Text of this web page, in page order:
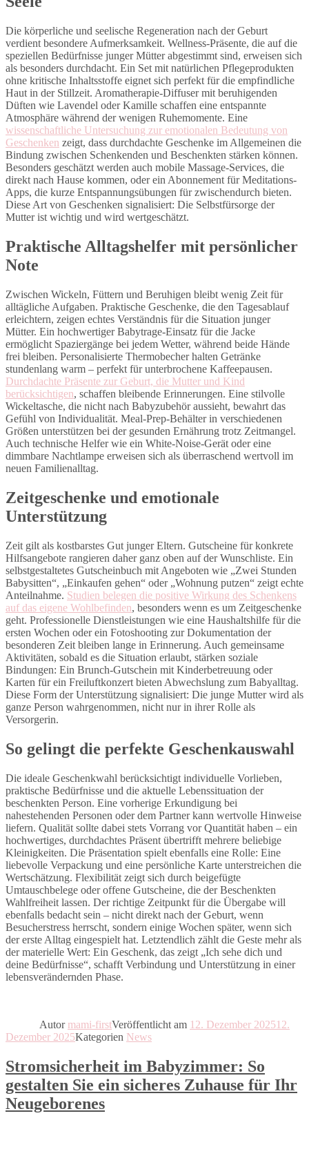
Die körperliche und seelische Regeneration nach der Geburt
verdient besondere Aufmerksamkeit. Wellness-Präsente, die auf die
speziellen Bedürfnisse junger Mütter abgestimmt sind, erweisen sich
als besonders durchdacht. Ein Set mit natürlichen Pflegeprodukten
ohne kritische Inhaltsstoffe eignet sich perfekt für die empfindliche
Haut in der Stillzeit. Aromatherapie-Diffuser mit beruhigenden
Düften wie Lavendel oder Kamille schaffen eine entspannte
Atmosphäre während der wenigen Ruhemomente. Eine
wissenschaftliche Untersuchung zur emotionalen Bedeutung von
Geschenken zeigt, dass durchdachte Geschenke im Allgemeinen die
Bindung zwischen Schenkenden und Beschenkten stärken können.
Besonders geschätzt werden auch mobile Massage-Services, die
direkt nach Hause kommen, oder ein Abonnement für Meditations-
Apps, die kurze Entspannungsübungen für zwischendurch bieten.
Diese Art von Geschenken signalisiert: Die Selbstfürsorge der
Mutter ist wichtig und wird wertgeschätzt.
Praktische Alltagshelfer mit persönlicher
Note
Zwischen Wickeln, Füttern und Beruhigen bleibt wenig Zeit für
alltägliche Aufgaben. Praktische Geschenke, die den Tagesablauf
erleichtern, zeigen echtes Verständnis für die Situation junger
Mütter. Ein hochwertiger Babytrage-Einsatz für die Jacke
ermöglicht Spaziergänge bei jedem Wetter, während beide Hände
frei bleiben. Personalisierte Thermobecher halten Getränke
stundenlang warm – perfekt für unterbrochene Kaffeepausen.
Durchdachte Präsente zur Geburt, die Mutter und Kind
berücksichtigen, schaffen bleibende Erinnerungen. Eine stilvolle
Wickeltasche, die nicht nach Babyzubehör aussieht, bewahrt das
Gefühl von Individualität. Meal-Prep-Behälter in verschiedenen
Größen unterstützen bei der gesunden Ernährung trotz Zeitmangel.
Auch technische Helfer wie ein White-Noise-Gerät oder eine
dimmbare Nachtlampe erweisen sich als überraschend wertvoll im
neuen Familienalltag.
Zeitgeschenke und emotionale
Unterstützung
Zeit gilt als kostbarstes Gut junger Eltern. Gutscheine für konkrete
Hilfsangebote rangieren daher ganz oben auf der Wunschliste. Ein
selbstgestaltetes Gutscheinbuch mit Angeboten wie „Zwei Stunden
Babysitten“, „Einkaufen gehen“ oder „Wohnung putzen“ zeigt echte
Anteilnahme. Studien belegen die positive Wirkung des Schenkens
auf das eigene Wohlbefinden, besonders wenn es um Zeitgeschenke
geht. Professionelle Dienstleistungen wie eine Haushaltshilfe für die
ersten Wochen oder ein Fotoshooting zur Dokumentation der
besonderen Zeit bleiben lange in Erinnerung. Auch gemeinsame
Aktivitäten, sobald es die Situation erlaubt, stärken soziale
Bindungen: Ein Brunch-Gutschein mit Kinderbetreuung oder
Karten für ein Freiluftkonzert bieten Abwechslung zum Babyalltag.
Diese Form der Unterstützung signalisiert: Die junge Mutter wird als
ganze Person wahrgenommen, nicht nur in ihrer Rolle als
Versorgerin.
So gelingt die perfekte Geschenkauswahl
Die ideale Geschenkwahl berücksichtigt individuelle Vorlieben,
praktische Bedürfnisse und die aktuelle Lebenssituation der
beschenkten Person. Eine vorherige Erkundigung bei
nahestehenden Personen oder dem Partner kann wertvolle Hinweise
liefern. Qualität sollte dabei stets Vorrang vor Quantität haben – ein
hochwertiges, durchdachtes Präsent übertrifft mehrere beliebige
Kleinigkeiten. Die Präsentation spielt ebenfalls eine Rolle: Eine
liebevolle Verpackung und eine persönliche Karte unterstreichen die
Wertschätzung. Flexibilität zeigt sich durch beigefügte
Umtauschbelege oder offene Gutscheine, die der Beschenkten
Wahlfreiheit lassen. Der richtige Zeitpunkt für die Übergabe will
ebenfalls bedacht sein – nicht direkt nach der Geburt, wenn
Besucherstress herrscht, sondern einige Wochen später, wenn sich
der erste Alltag eingespielt hat. Letztendlich zählt die Geste mehr als
der materielle Wert: Ein Geschenk, das zeigt „Ich sehe dich und
deine Bedürfnisse“, schafft Verbindung und Unterstützung in einer
lebensverändernden Phase.
Autor mami-firstVeröffentlicht am 12. Dezember 202512.
Dezember 2025Kategorien News
Stromsicherheit im Babyzimmer: So
gestalten Sie ein sicheres Zuhause für Ihr
Neugeborenes